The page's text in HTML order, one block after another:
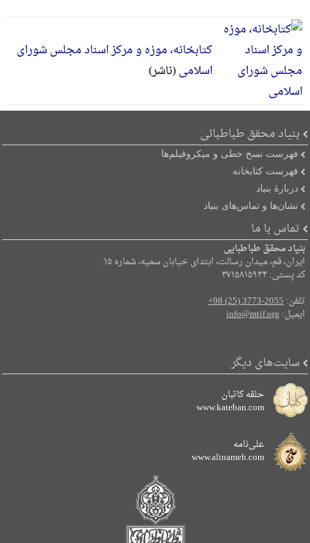
کتابخانه، موزه و مرکز اسناد مجلس شورای
اسلامی(ناشر)
بنیاد محقق طباطبائی
فهرست نسخ خطی و میکروفیلم‌ها
فهرست کتابخانه
دربارۀ بنیاد
نشان‌ها و تماس‌های بنیاد
تماس با ما
بنیاد محقق طباطبایی
ایران، قم، میدان رسالت، ابتدای خیابان سمیه، شماره ۱۵.
کد پستی: ۳۷۱۵۸۱۵۹۳۴
تلفن:+98 (25) 3773-2055
ایمیل:info@mtif.org
سایت‌های دیگر
حلقه کاتبان
www.kateban.com
علی‌نامه
www.alinameh.com